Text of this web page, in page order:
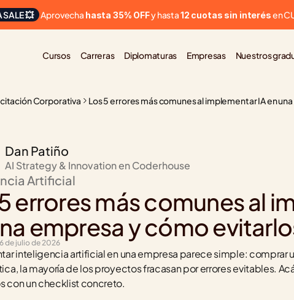
SALE 💥 Aprovecha hasta 35% OFF y hasta 12 cuotas sin interés en
Cursos Carreras Diplomaturas Empresas Nuestros
Corporativa Los 5 errores más comunes al implementar IA en
Dan Patiño
AI Strategy & Innovation en Coderhouse
Artificial
errores más comunes al
empresa y cómo
6 de julio de 2026
inteligencia artificial en una empresa parece simple: comprar
la mayoría de los proyectos fracasan por errores evitables.
con un checklist concreto.